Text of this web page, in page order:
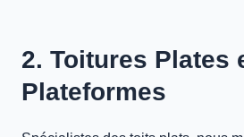
2. Toitures Plates
Plateformes